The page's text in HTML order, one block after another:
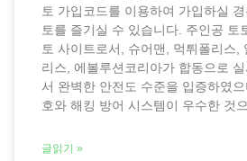
토 가입코드를 이용하여 가입하실
토를 즐기실 수 있습니다. 주인공 토
토 사이트로서, 슈어맨, 먹튀폴리스,
리스, 에볼루션코리아가 합동으로
서 완벽한 안전도 수준을 입증하였
호와 해킹 방어 시스템이 우수한 것
글읽기 »